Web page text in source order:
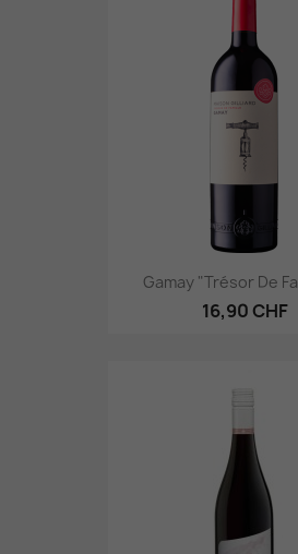
Gamay "Trésor De
16,90 CHF